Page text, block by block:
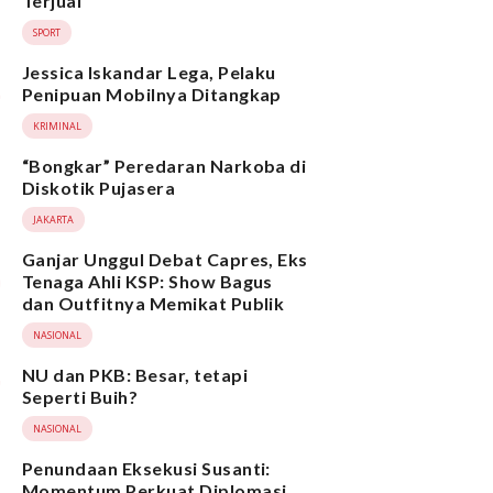
SPORT
Jessica Iskandar Lega, Pelaku
Penipuan Mobilnya Ditangkap
KRIMINAL
“Bongkar” Peredaran Narkoba di
Diskotik Pujasera
JAKARTA
Ganjar Unggul Debat Capres, Eks
Tenaga Ahli KSP: Show Bagus
dan Outfitnya Memikat Publik
NASIONAL
NU dan PKB: Besar, tetapi
Seperti Buih?
NASIONAL
Penundaan Eksekusi Susanti: